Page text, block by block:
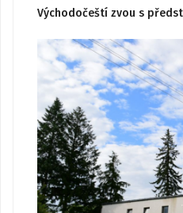
Východočeští zvou s